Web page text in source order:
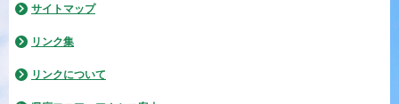
サイトマップ
リンク集
リンクについて